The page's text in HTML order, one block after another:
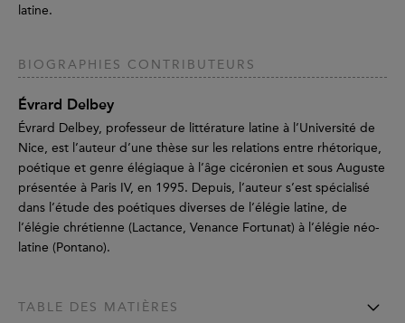
latine.
BIOGRAPHIES CONTRIBUTEURS
Évrard Delbey
Évrard Delbey, professeur de littérature latine à l’Université de
Nice, est l’auteur d’une thèse sur les relations entre rhétorique,
poétique et genre élégiaque à l’âge cicéronien et sous Auguste
présentée à Paris IV, en 1995. Depuis, l’auteur s’est spécialisé
dans l’étude des poétiques diverses de l’élégie latine, de
l’élégie chrétienne (Lactance, Venance Fortunat) à l’élégie néo-
latine (Pontano).
TABLE DES MATIÈRES